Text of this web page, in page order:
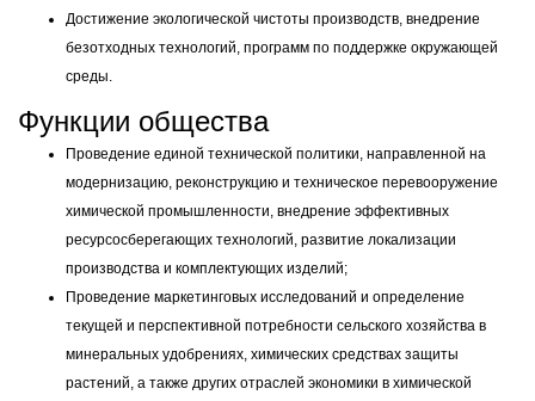
Достижение экологической чистоты производств, внедрение
безотходных технологий, программ по поддержке окружающей
среды.
Функции общества
Проведение единой технической политики, направленной на
модернизацию, реконструкцию и техническое перевооружение
химической промышленности, внедрение эффективных
ресурсосберегающих технологий, развитие локализации
производства и комплектующих изделий;
Проведение маркетинговых исследований и определение
текущей и перспективной потребности сельского хозяйства в
минеральных удобрениях, химических средствах защиты
растений, а также других отраслей экономики в химической